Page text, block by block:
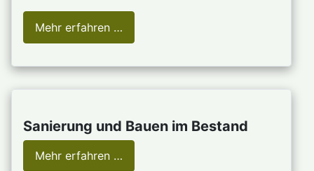
Mehr erfahren …
Sanierung und Bauen im Bestand
Mehr erfahren …